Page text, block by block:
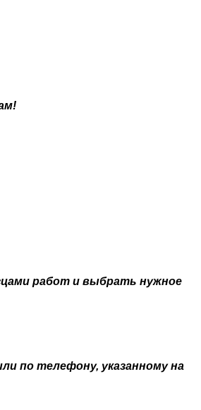
работ и выбрать нужное
по телефону, указанному на